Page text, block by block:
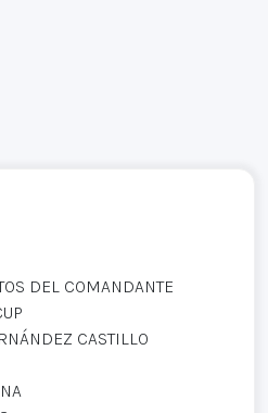
DEL COMANDANTE
CASTILLO